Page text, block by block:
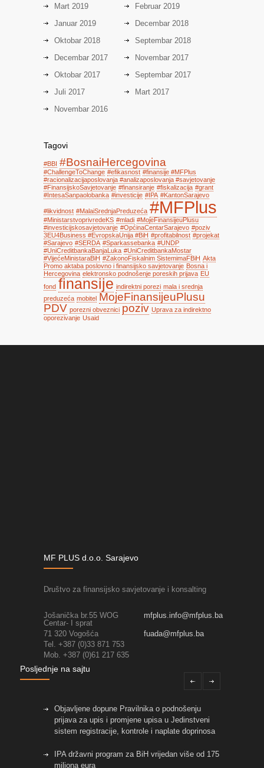
Mart 2019
Februar 2019
Januar 2019
Decembar 2018
Oktobar 2018
Septembar 2018
Decembar 2017
Novembar 2017
Oktobar 2017
Septembar 2017
Juli 2017
Mart 2017
Novembar 2016
Tagovi
#BBI #BosnaiHercegovina
#ChallengeToChange #efikasnost #finansije #MFPlus
#racionalizacijaposlovanja #analizaposlovanja #savjetovanje
#FinansijskoSavjetovanje #finansiranje #fiskalizacija #grant
#IntesaSanpaolobanka #investicije #IPA #KantonSarajevo
#likvidnost #MalaiSrednjaPreduzeća #MFPlus
#MinistarstvoprivredeKS #mladi #MojeFinansijeuPlusu
#investicijskosavjetovanje #OpćinaCentarSarajevo #poziv
3EU4Business #EvropskaUnija #BiH #profitabilnost #projekat
#Sarajevo #SERDA #Sparkassebanka #UNDP
#UniCreditbankaBanjaLuka #UniCreditbankaMostar
#VijećeMinistaraBiH #ZakonoFiskalnim SistemimaFBiH Akta
Promo aktaba poslovno i finansijsko savjetovanje Bosna i
Hercegovina elektronsko podnošenje poreskih prijava EU
fond finansije indirektni porezi mala i srednja
preduzeća mobitel MojeFinansijeuPlusu
PDV porezni obveznici poziv Uprava za indirektno
oporezivanje Usaid
MF PLUS d.o.o. Sarajevo
Društvo za finansijsko savjetovanje i konsalting
Jošanička br.55 WOG
Centar- I sprat
mfplus.info@mfplus.ba
71 320 Vogošća
fuada@mfplus.ba
Tel. +387 (0)33 871 753
Mob. +387 (0)61 217 635
Posljednje na sajtu
Objavljene dopune Pravilnika o podnošenju
prijava za upis i promjene upisa u Jedinstveni
sistem registracije, kontrole i naplate doprinosa
IPA državni program za BiH vrijedan više od 175
miliona eura